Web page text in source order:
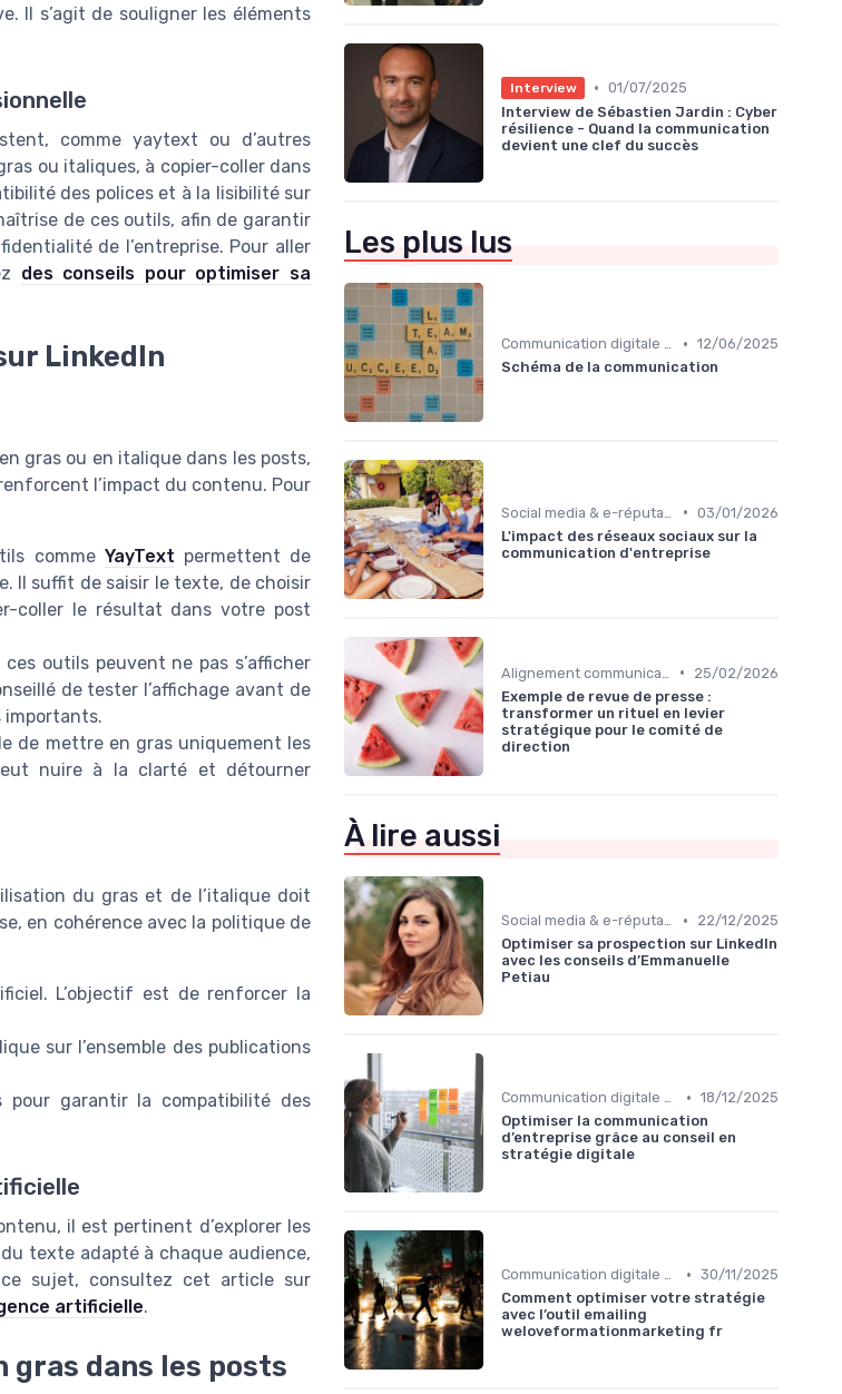
Il s’agit de souligner les éléments
comme yaytext ou d’autres
ou italiques, à copier-coller dans
des polices et à la lisibilité sur
de ces outils, afin de garantir
de l’entreprise. Pour aller
des conseils pour optimiser sa
LinkedIn
gras ou en italique dans les posts,
l’impact du contenu. Pour
comme YayText permettent de
Il suffit de saisir le texte, de choisir
coller le résultat dans votre post
outils peuvent ne pas s’afficher
de tester l’affichage avant de
importants.
de mettre en gras uniquement les
nuire à la clarté et détourner
du gras et de l’italique doit
en cohérence avec la politique de
L’objectif est de renforcer la
sur l’ensemble des publications
pour garantir la compatibilité des
il est pertinent d’explorer les
texte adapté à chaque audience,
sujet, consultez cet article sur
artificielle.
gras dans les posts
Interview • 01/07/2025
Interview de Sébastien Jardin : Cyber
résilience - Quand la communication
devient une clef du succès
Les plus lus
Communication digitale & omnicanale • 12/06/2025
Schéma de la communication
• 03/01/2026
L'impact des réseaux sociaux sur la
communication d'entreprise
•
25/02/2026
Exemple de revue de presse :
transformer un rituel en levier
stratégique pour le comité de
direction
À lire aussi
Social media & e-réputation •
22/12/2025
Optimiser sa prospection sur LinkedIn
avec les conseils d’Emmanuelle
Petiau
Communication digitale & omnicanale • 18/12/2025
Optimiser la communication
d’entreprise grâce au conseil en
stratégie digitale
Communication digitale & omnicanale • 30/11/2025
Comment optimiser votre stratégie
avec l’outil emailing
weloveformationmarketing fr